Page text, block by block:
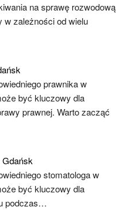
na sprawę rozwodową
zależności od wielu
prawnika w
być kluczowy dla
prawnej. Warto zacząć
Gdańsk
stomatologa w
być kluczowy dla
podczas…